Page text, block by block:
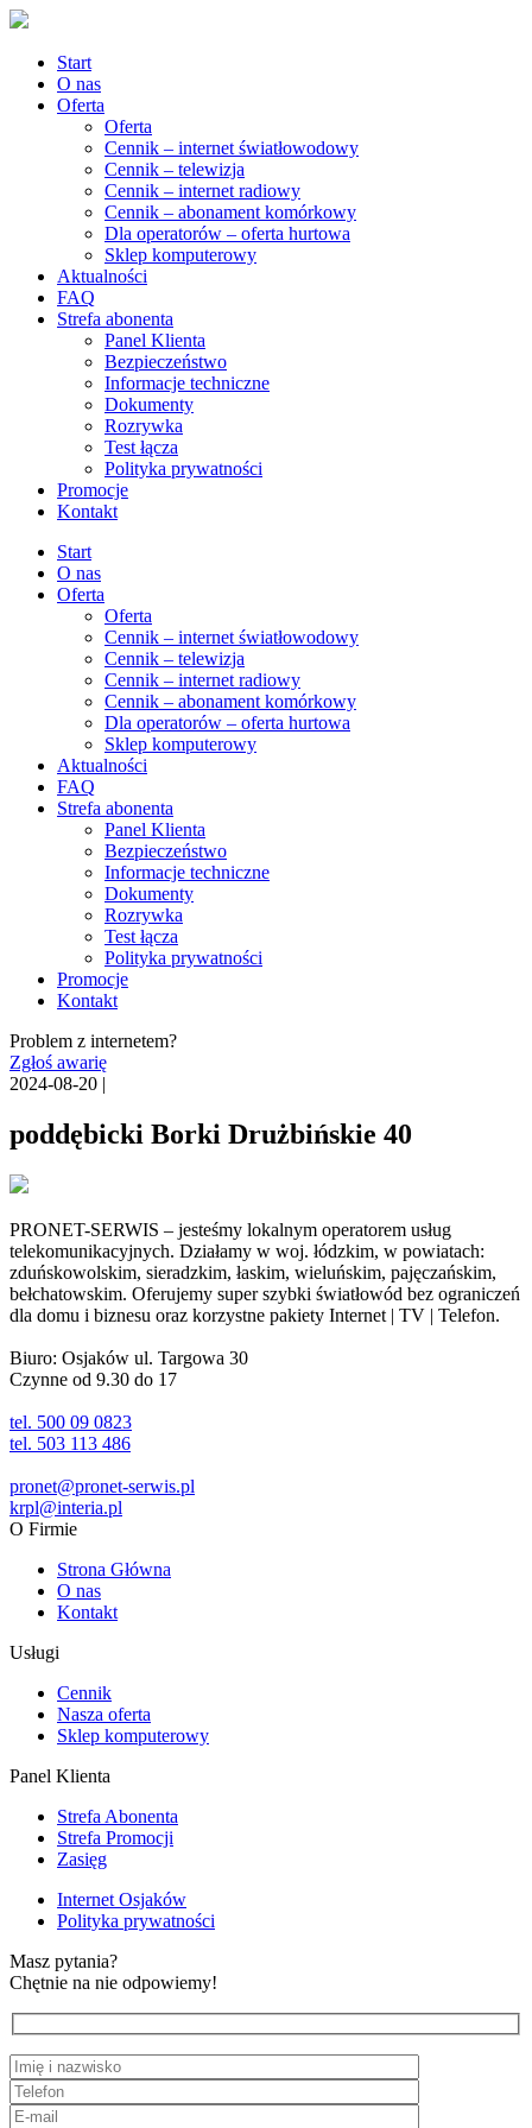
Start
O nas
Oferta
Oferta
Cennik – internet światłowodowy
Cennik – telewizja
Cennik – internet radiowy
Cennik – abonament komórkowy
Dla operatorów – oferta hurtowa
Sklep komputerowy
Aktualności
FAQ
Strefa abonenta
Panel Klienta
Bezpieczeństwo
Informacje techniczne
Dokumenty
Rozrywka
Test łącza
Polityka prywatności
Promocje
Kontakt
Start
O nas
Oferta
Oferta
Cennik – internet światłowodowy
Cennik – telewizja
Cennik – internet radiowy
Cennik – abonament komórkowy
Dla operatorów – oferta hurtowa
Sklep komputerowy
Aktualności
FAQ
Strefa abonenta
Panel Klienta
Bezpieczeństwo
Informacje techniczne
Dokumenty
Rozrywka
Test łącza
Polityka prywatności
Promocje
Kontakt
Problem z internetem?
Zgłoś awarię
2024-08-20 |
poddębicki Borki Drużbińskie 40
PRONET-SERWIS – jesteśmy lokalnym operatorem usług
telekomunikacyjnych. Działamy w woj. łódzkim, w powiatach:
zduńskowolskim, sieradzkim, łaskim, wieluńskim, pajęczańskim,
bełchatowskim. Oferujemy super szybki światłowód bez ograniczeń
dla domu i biznesu oraz korzystne pakiety Internet | TV | Telefon.
Biuro: Osjaków ul. Targowa 30
Czynne od 9.30 do 17
tel. 500 09 0823
tel. 503 113 486
pronet@pronet-serwis.pl
krpl@interia.pl
O Firmie
Strona Główna
O nas
Kontakt
Usługi
Cennik
Nasza oferta
Sklep komputerowy
Panel Klienta
Strefa Abonenta
Strefa Promocji
Zasięg
Internet Osjaków
Polityka prywatności
Masz pytania?
Chętnie na nie odpowiemy!